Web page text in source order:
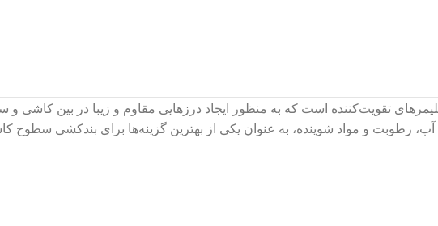
سنگ سیلیکا و پلیمرهای تقویت‌کننده است که به منظور ایجاد درزهایی مقاوم و زیبا در
آب، رطوبت و مواد شوینده، به عنوان یکی از بهترین گزینه‌ها برای بندکشی